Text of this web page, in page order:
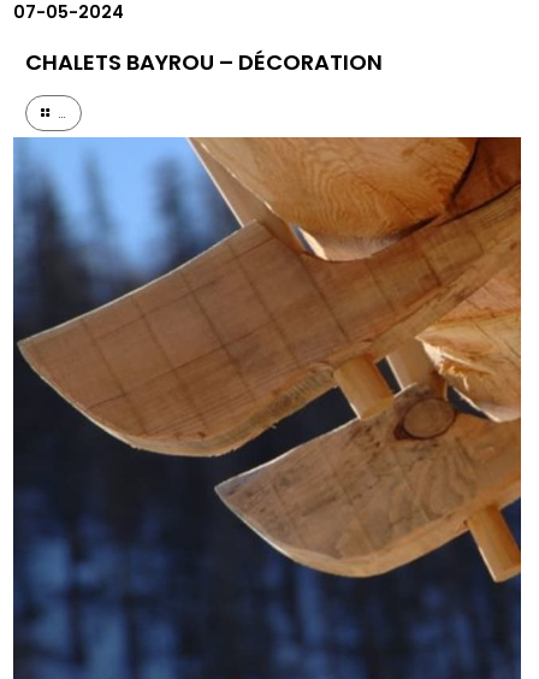
07-05-2024
CHALETS BAYROU – DÉCORATION
...